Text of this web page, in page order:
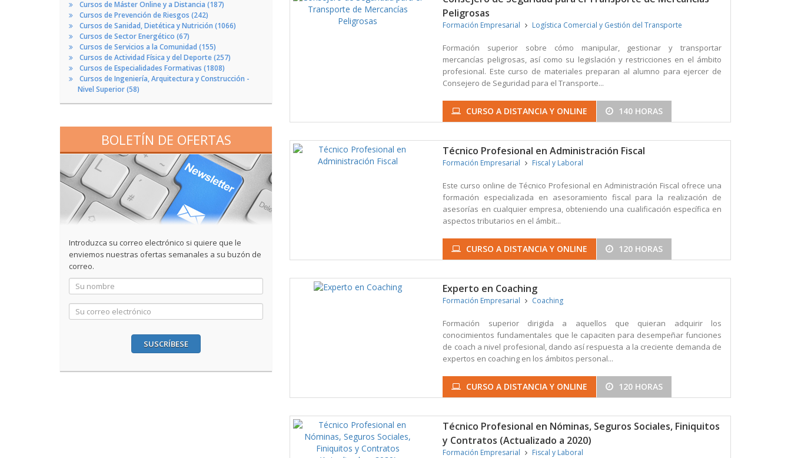
Peligrosas
Formación Empresarial Logística Comercial y Gestión del Transporte
Formación superior sobre cómo manipular, gestionar y transportar
mercancías peligrosas, así como su legislación y restricciones en el ámbito
profesional. Este curso de materiales preparan al alumno para ejercer de
Consejero de Seguridad para el Transporte...
CURSO A DISTANCIA Y ONLINE 140 HORAS
Técnico Profesional en Administración Fiscal
Formación Empresarial Fiscal y Laboral
Este curso online de Técnico Profesional en Administración Fiscal ofrece una
formación especializada en asesoramiento fiscal para la realización de
asesorías en cualquier empresa, obteniendo una cualificación específica en
aspectos tributarios en el ámbit...
CURSO A DISTANCIA Y ONLINE 120 HORAS
Experto en Coaching
Formación Empresarial Coaching
Formación superior dirigida a aquellos que quieran adquirir los
conocimientos fundamentales que le capaciten para desempeñar funciones
de coach a nivel profesional, dando así respuesta a la creciente demanda de
expertos en coaching en los ámbitos personal...
CURSO A DISTANCIA Y ONLINE 120 HORAS
Técnico Profesional en Nóminas, Seguros Sociales, Finiquitos
y Contratos (Actualizado a 2020)
Formación Empresarial Fiscal y Laboral
Cursos de Máster Online y a Distancia (187)
Cursos de Prevención de Riesgos (242)
Cursos de Sanidad, Dietética y Nutrición (1066)
Cursos de Sector Energético (67)
Cursos de Servicios a la Comunidad (155)
Cursos de Actividad Física y del Deporte (257)
Cursos de Especialidades Formativas (1808)
Cursos de Ingeniería, Arquitectura y Construcción -
Nivel Superior (58)
BOLETÍN DE OFERTAS
Introduzca su correo electrónico si quiere que le
enviemos nuestras ofertas semanales a su buzón de
correo.
SUSCRÍBESE